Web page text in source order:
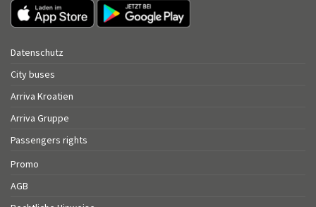
Datenschutz
City buses
Arriva Kroatien
Arriva Gruppe
Passengers rights
Promo
AGB